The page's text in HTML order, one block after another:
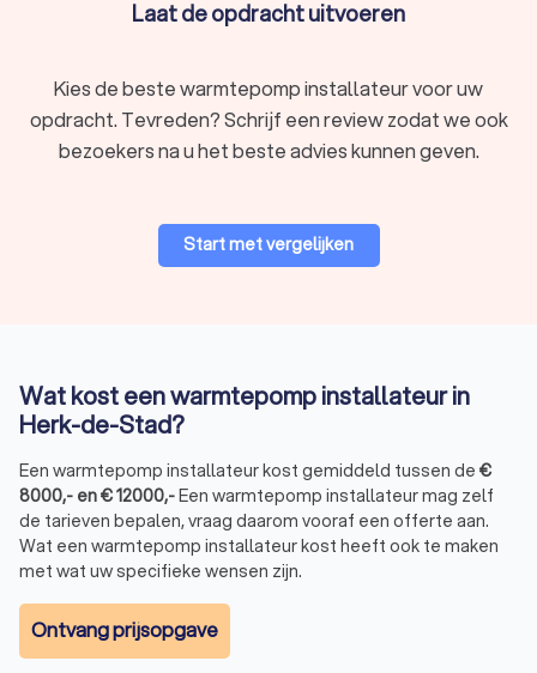
Warmtepomp installateurs bij Trustlocal
Het laten installeren van een warmtepomp is een grote
investering. Het is daarom belangrijk om de juiste keuze te
maken. Bent u op zoek naar een professionele warmtepomp
de-Stad. Vraag vandaag nog offertes aan bij vier lokale
installateurs en vergelijk hun diensten en prijzen. Of u nu een
Laat de opdracht uitvoeren
Kies de beste warmtepomp installateur voor uw
opdracht. Tevreden? Schrijf een review zodat we ook
bezoekers na u het beste advies kunnen geven.
Start met vergelijken
Wat kost een warmtepomp installateur in
Herk-de-Stad?
Een warmtepomp installateur kost gemiddeld tussen de €
8000,- en€12000,-Een warmtepomp installateur mag zelf
de tarieven bepalen, vraag daarom vooraf een offerte aan.
Wat een warmtepomp installateur kost heeft ook te maken
met wat uw specifieke wensen zijn.
Ontvang prijsopgave